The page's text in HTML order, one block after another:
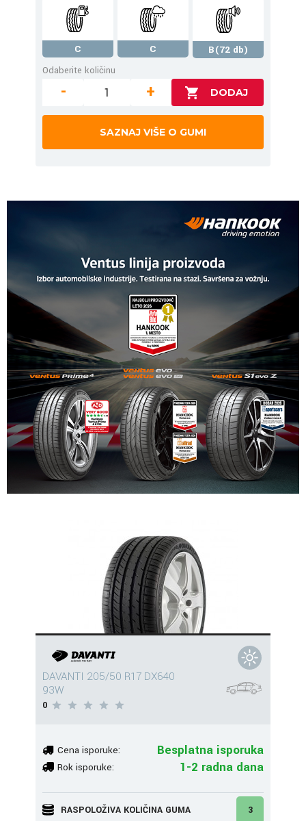
C C
B(72 db)
Odaberite količinu
- +
SAZNAJ VIŠE O GUMI
DAVANTI 205/50 R17 DX640
93W
0
Cena isporuke: Besplatna isporuka
Rok isporuke: 1-2 radna dana
RASPOLOŽIVA KOLIČINA GUMA 3